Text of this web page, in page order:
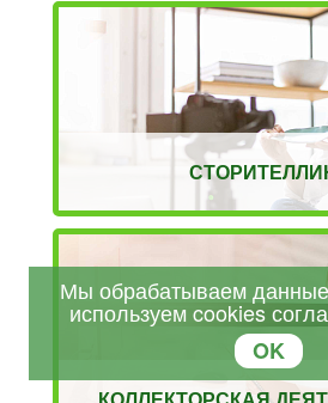
Мы обрабатываем данные
используем cookies
OK